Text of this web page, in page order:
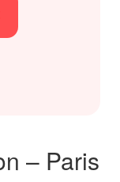
– Paris